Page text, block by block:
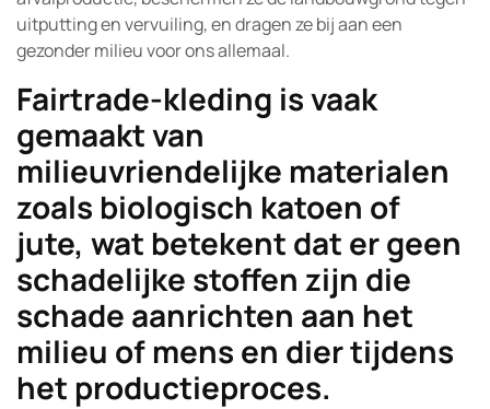
uitputting en vervuiling, en dragen ze bij aan een
gezonder milieu voor ons allemaal.
Fairtrade-kleding is vaak
gemaakt van
milieuvriendelijke materialen
zoals biologisch katoen of
jute, wat betekent dat er geen
schadelijke stoffen zijn die
schade aanrichten aan het
milieu of mens en dier tijdens
het productieproces.